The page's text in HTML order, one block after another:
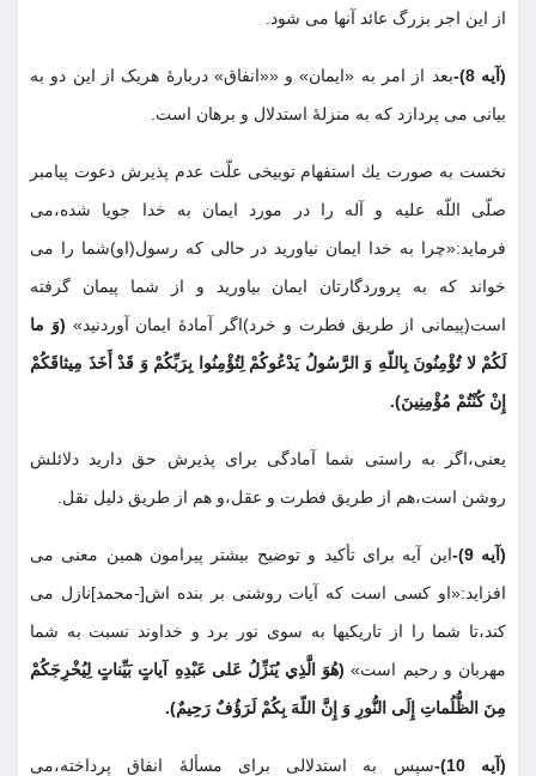
از اين اجر بزرگ عائد آنها مى شود
(آيه 8)-
بعد از امر به «ایمان» و ««انفاق» دربارهٔ هریک از این دو به
بیانی می پردازد که به منزلهٔ استدلال و برهان است
نخست به صورت يك استفهام توبيخى علّت عدم پذيرش دعوت پيامبر
صلّى اللّه عليه و آله را در مورد ايمان به خدا جويا شده،مى
فرمايد:«چرا به خدا ايمان نياوريد در حالى كه رسول(او)شما را مى
خواند كه به پروردگارتان ايمان بياوريد و از شما پيمان گرفته
است(پيمانى از طريق فطرت و خرد)اگر آمادۀ ايمان آوردنيد» (وَ ما
لَكُمْ لا تُؤْمِنُونَ بِاللّهِ وَ الرَّسُولُ يَدْعُوكُمْ لِتُؤْمِنُوا بِرَبِّكُمْ وَ قَدْ أَخَذَ مِيثاقَكُمْ
إِنْ كُنْتُمْ مُؤْمِنِينَ).
يعنى،اگر به راستى شما آمادگى براى پذيرش حق داريد دلائلش
روشن است،هم از طريق فطرت و عقل،و هم از طريق دليل نقل
(آيه 9)-
اين آيه براى تأكيد و توضيح بيشتر پيرامون همين معنى مى
افزايد:«او كسى است كه آيات روشنى بر بنده اش[-محمد]نازل مى
كند،تا شما را از تاريكيها به سوى نور برد و خداوند نسبت به شما
مهربان و رحيم است» (هُوَ الَّذِي يُنَزِّلُ عَلى عَبْدِهِ آياتٍ بَيِّناتٍ لِيُخْرِجَكُمْ
مِنَ الظُّلُماتِ إِلَى النُّورِ وَ إِنَّ اللّهَ بِكُمْ لَرَؤُفٌ رَحِيمٌ).
(آيه 10)-
سپس به استدلالى براى مسألۀ انفاق پرداخته،مى